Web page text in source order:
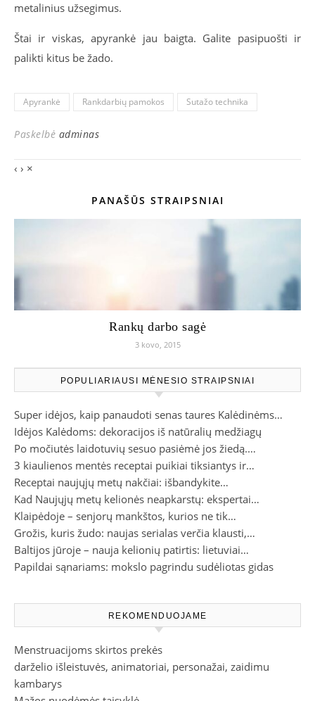
metalinius užsegimus.
Štai ir viskas, apyrankė jau baigta. Galite pasipuošti ir
palikti kitus be žado.
Apyrankė Rankdarbių pamokos Sutažo technika
Paskelbė adminas
‹ › ×
PANAŠŪS STRAIPSNIAI
Rankų darbo sagė
3 kovo, 2015
POPULIARIAUSI MĖNESIO STRAIPSNIAI
Super idėjos, kaip panaudoti senas taures Kalėdinėms…
Idėjos Kalėdoms: dekoracijos iš natūralių medžiagų
Po močiutės laidotuvių sesuo pasiėmė jos žiedą.…
3 kiaulienos mentės receptai puikiai tiksiantys ir…
Receptai naujųjų metų nakčiai: išbandykite…
Kad Naujųjų metų kelionės neapkarstų: ekspertai…
Klaipėdoje – senjorų mankštos, kurios ne tik…
Grožis, kuris žudo: naujas serialas verčia klausti,…
Baltijos jūroje – nauja kelionių patirtis: lietuviai…
Papildai sąnariams: mokslo pagrindu sudėliotas gidas
REKOMENDUOJAME
Menstruacijoms skirtos prekės
darželio išleistuvės, animatoriai, personažai, zaidimu
kambarys